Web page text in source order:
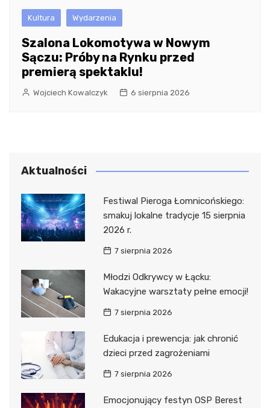
Kultura Wydarzenia
Szalona Lokomotywa w Nowym
Sączu: Próby na Rynku przed
premierą spektaklu!
Wojciech Kowalczyk 6 sierpnia 2026
Aktualności
Festiwal Pieroga Łomnicońskiego:
smakuj lokalne tradycje 15 sierpnia
2026 r.
7 sierpnia 2026
Młodzi Odkrywcy w Łącku:
Wakacyjne warsztaty pełne emocji!
7 sierpnia 2026
Edukacja i prewencja: jak chronić
dzieci przed zagrożeniami
7 sierpnia 2026
Emocjonujący festyn OSP Berest